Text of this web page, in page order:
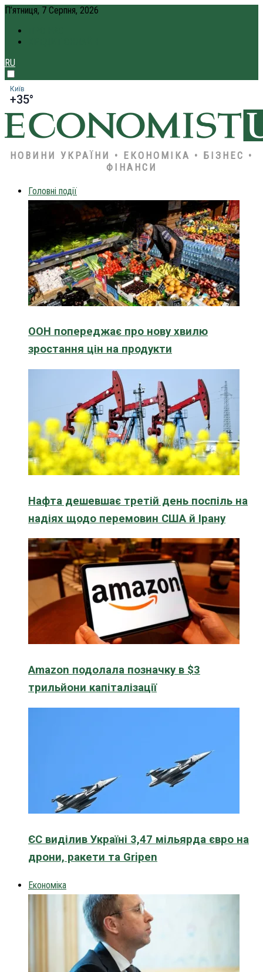
П’ятниця, 7 Серпня, 2026
RU
Київ
+35°
НОВИНИ УКРАЇНИ • ЕКОНОМІКА • БІЗНЕС •
ФІНАНСИ
Головні події
ООН попереджає про нову хвилю
зростання цін на продукти
Нафта дешевшає третій день поспіль на
надіях щодо перемовин США й Ірану
Amazon подолала позначку в $3
трильйони капіталізації
ЄС виділив Україні 3,47 мільярда євро на
дрони, ракети та Gripen
Економіка